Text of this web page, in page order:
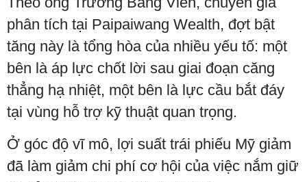
phân tích tại Paipaiwang Wealth, đợt bật
tăng này là tổng hòa của nhiều yếu tố: một
bên là áp lực chốt lời sau giai đoạn căng
thẳng hạ nhiệt, một bên là lực cầu bắt đáy
tại vùng hỗ trợ kỹ thuật quan trọng.
Ở góc độ vĩ mô, lợi suất trái phiếu Mỹ giảm
đã làm giảm chi phí cơ hội của việc nắm giữ